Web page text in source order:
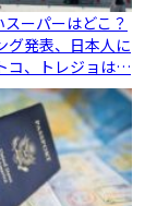
スーパーはどこ？
グ発表、日本人に
コ、トレジョは…